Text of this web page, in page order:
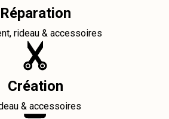
Réparation
rideau & accessoires
Création
& accessoires